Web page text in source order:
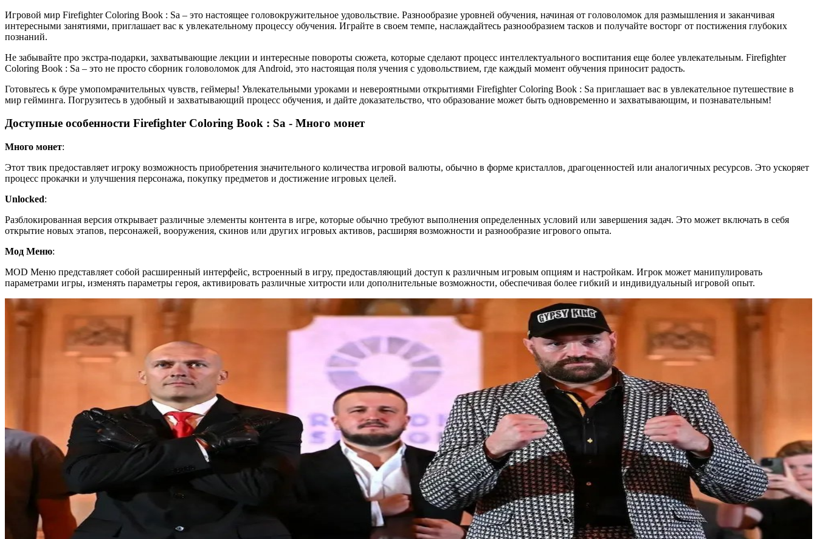
Игровой мир Firefighter Coloring Book : Sa – это настоящее головокружительное удовольствие. Разнообразие уровней обучения, начиная от головоломок для размышления и заканчивая
интересными занятиями, приглашает вас к увлекательному процессу обучения. Играйте в своем темпе, наслаждайтесь разнообразием тасков и получайте восторг от постижения глубоких
познаний.
Не забывайте про экстра-подарки, захватывающие лекции и интересные повороты сюжета, которые сделают процесс интеллектуального воспитания еще более увлекательным. Firefighter
Coloring Book : Sa – это не просто сборник головоломок для Android, это настоящая поля учения с удовольствием, где каждый момент обучения приносит радость.
Готовьтесь к буре умопомрачительных чувств, геймеры! Увлекательными уроками и невероятными открытиями Firefighter Coloring Book : Sa приглашает вас в увлекательное путешествие в
мир гейминга. Погрузитесь в удобный и захватывающий процесс обучения, и дайте доказательство, что образование может быть одновременно и захватывающим, и познавательным!
Доступные особенности Firefighter Coloring Book : Sa - Много монет
Много монет:
Этот твик предоставляет игроку возможность приобретения значительного количества игровой валюты, обычно в форме кристаллов, драгоценностей или аналогичных ресурсов. Это ускоряет
процесс прокачки и улучшения персонажа, покупку предметов и достижение игровых целей.
Unlocked:
Разблокированная версия открывает различные элементы контента в игре, которые обычно требуют выполнения определенных условий или завершения задач. Это может включать в себя
открытие новых этапов, персонажей, вооружения, скинов или других игровых активов, расширяя возможности и разнообразие игрового опыта.
Мод Меню:
MOD Меню представляет собой расширенный интерфейс, встроенный в игру, предоставляющий доступ к различным игровым опциям и настройкам. Игрок может манипулировать
параметрами игры, изменять параметры героя, активировать различные хитрости или дополнительные возможности, обеспечивая более гибкий и индивидуальный игровой опыт.